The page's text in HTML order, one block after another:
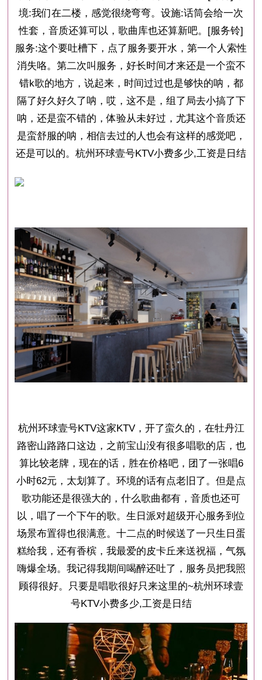
境:我们在二楼，感觉很绕弯弯。设施:话筒会给一次
性套，音质还算可以，歌曲库也还算新吧。[服务铃]
服务:这个要吐槽下，点了服务要开水，第一个人索性
消失咯。第二次叫服务，好长时间才来还是一个蛮不
错k歌的地方，说起来，时间过过也是够快的呐，都
隔了好久好久了呐，哎，这不是，组了局去小搞了下
呐，还是蛮不错的，体验从未好过，尤其这个音质还
是蛮舒服的呐，相信去过的人也会有这样的感觉吧，
还是可以的。杭州环球壹号KTV小费多少,工资是日结
杭州环球壹号KTV这家KTV，开了蛮久的，在牡丹江
路密山路路口这边，之前宝山没有很多唱歌的店，也
算比较老牌，现在的话，胜在价格吧，团了一张唱6
小时62元，太划算了。环境的话有点老旧了。但是点
歌功能还是很强大的，什么歌曲都有，音质也还可
以，唱了一个下午的歌。生日派对超级开心服务到位
场景布置得也很满意。十二点的时候送了一只生日蛋
糕给我，还有香槟，我最爱的皮卡丘来送祝福，气氛
嗨爆全场。我记得我期间喝醉还吐了，服务员把我照
顾得很好。只要是唱歌很好只来这里的~杭州环球壹
号KTV小费多少,工资是日结